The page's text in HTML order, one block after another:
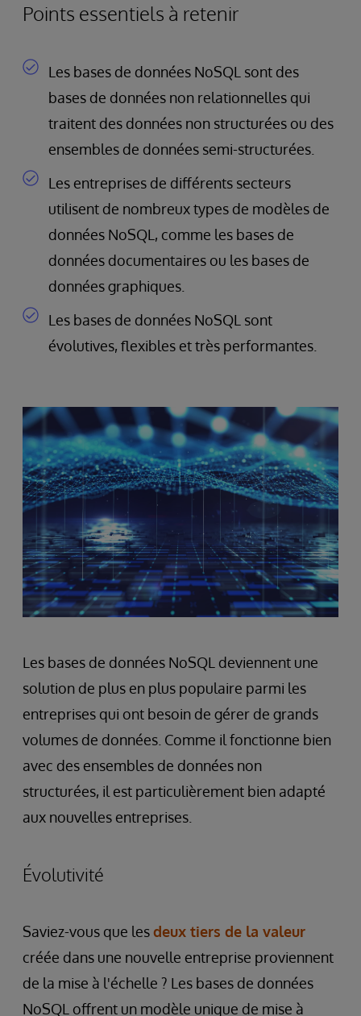
Points essentiels à retenir
Les bases de données NoSQL sont des
bases de données non relationnelles qui
traitent des données non structurées ou des
ensembles de données semi-structurées.
Les entreprises de différents secteurs
utilisent de nombreux types de modèles de
données NoSQL, comme les bases de
données documentaires ou les bases de
données graphiques.
Les bases de données NoSQL sont
évolutives, flexibles et très performantes.
Les bases de données NoSQL deviennent une
solution de plus en plus populaire parmi les
entreprises qui ont besoin de gérer de grands
volumes de données. Comme il fonctionne bien
avec des ensembles de données non
structurées, il est particulièrement bien adapté
aux nouvelles entreprises.
Évolutivité
Saviez-vous que lesdeux tiers de la valeur
créée dans une nouvelle entreprise proviennent
de la mise à l'échelle ? Les bases de données
NoSQL offrent un modèle unique de mise à